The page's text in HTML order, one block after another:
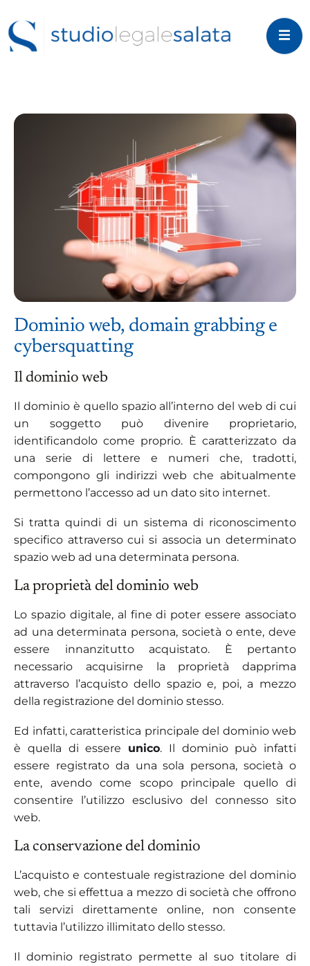
Dominio web, domain grabbing e
cybersquatting
Il dominio web
Il dominio è quello spazio all’interno del web di cui
un soggetto può divenire proprietario,
identificandolo come proprio. È caratterizzato da
una serie di lettere e numeri che, tradotti,
compongono gli indirizzi web che abitualmente
permettono l’accesso ad un dato sito internet.
Si tratta quindi di un sistema di riconoscimento
specifico attraverso cui si associa un determinato
spazio web ad una determinata persona.
La proprietà del dominio web
Lo spazio digitale, al fine di poter essere associato
ad una determinata persona, società o ente, deve
essere innanzitutto acquistato. È pertanto
necessario acquisirne la proprietà dapprima
attraverso l’acquisto dello spazio e, poi, a mezzo
della registrazione del dominio stesso.
Ed infatti, caratteristica principale del dominio web
è quella di essere unico. Il dominio può infatti
essere registrato da una sola persona, società o
ente, avendo come scopo principale quello di
consentire l’utilizzo esclusivo del connesso sito
web.
La conservazione del dominio
L’acquisto e contestuale registrazione del dominio
web, che si effettua a mezzo di società che offrono
tali servizi direttamente online, non consente
tuttavia l’utilizzo illimitato dello stesso.
Il dominio registrato permette al suo titolare di